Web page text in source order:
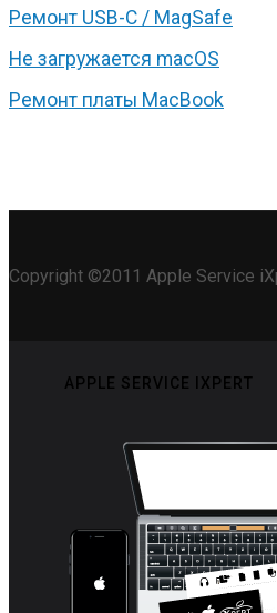
Ремонт USB-C / MagSafe
Не загружается macOS
Ремонт платы MacBook
Copyright ©2011 Apple Service
APPLE SERVICE IXPERT